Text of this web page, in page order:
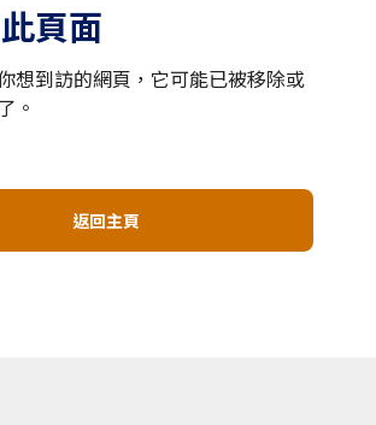
頁面
想到訪的網頁，它可能已被移除或
。
返回主頁